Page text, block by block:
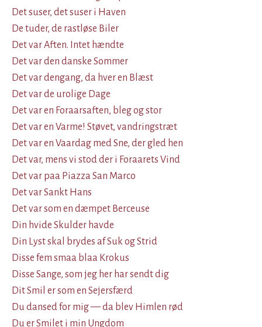
Det suser, det suser i Haven
De tuder, de rastløse Biler
Det var Aften. Intet hændte
Det var den danske Sommer
Det var dengang, da hver en Blæst
Det var de urolige Dage
Det var en Foraarsaften, bleg og stor
Det var en Varme! Støvet, vandringstræt
Det var en Vaardag med Sne, der gled hen
Det var, mens vi stod der i Foraarets Vind
Det var paa Piazza San Marco
Det var Sankt Hans
Det var som en dæmpet Berceuse
Din hvide Skulder havde
Din Lyst skal brydes af Suk og Strid
Disse fem smaa blaa Krokus
Disse Sange, som jeg her har sendt dig
Dit Smil er som en Sejersfærd
Du dansed for mig — da blev Himlen rød
Du er Smilet i min Ungdom